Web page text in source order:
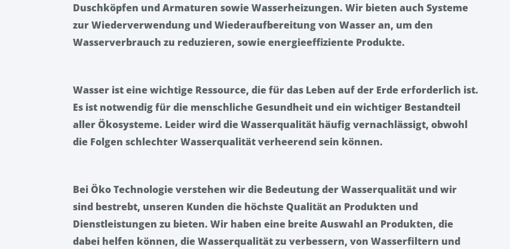
Duschköpfen und Armaturen sowie Wasserheizungen. Wir bieten auch Systeme
zur Wiederverwendung und Wiederaufbereitung von Wasser an, um den
Wasserverbrauch zu reduzieren, sowie energieeffiziente Produkte.
Wasser ist eine wichtige Ressource, die für das Leben auf der Erde erforderlich ist.
Es ist notwendig für die menschliche Gesundheit und ein wichtiger Bestandteil
aller Ökosysteme. Leider wird die Wasserqualität häufig vernachlässigt, obwohl
die Folgen schlechter Wasserqualität verheerend sein können.
Bei Öko Technologie verstehen wir die Bedeutung der Wasserqualität und wir
sind bestrebt, unseren Kunden die höchste Qualität an Produkten und
Dienstleistungen zu bieten. Wir haben eine breite Auswahl an Produkten, die
dabei helfen können, die Wasserqualität zu verbessern, von Wasserfiltern und